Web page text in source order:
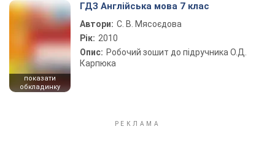
показати
обкладинку
ГДЗ Англійська мова 7 клас
Автори: С. В. Мясоєдова
Рік: 2010
Опис: Робочий зошит до підручника О.Д.
Карпюка